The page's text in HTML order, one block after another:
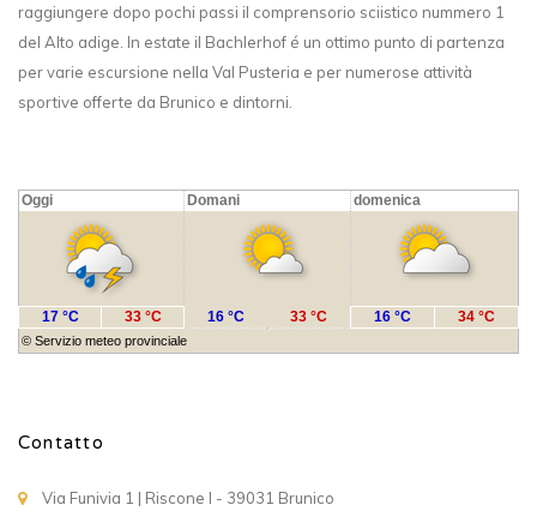
raggiungere dopo pochi passi il comprensorio sciistico nummero 1
del Alto adige. In estate il Bachlerhof é un ottimo punto di partenza
per varie escursione nella Val Pusteria e per numerose attività
sportive offerte da Brunico e dintorni.
Oggi Domani domenica
© Servizio meteo provinciale
17 °C 33 °C 16 °C 33 °C 16 °C 34 °C
Contatto
Via Funivia 1 | Riscone I - 39031 Brunico